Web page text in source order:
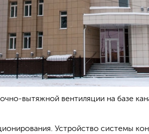
вытяжной вентиляции на базе
Устройство системы